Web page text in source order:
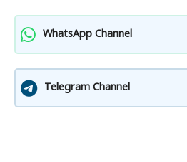
WhatsApp Channel
Telegram Channel